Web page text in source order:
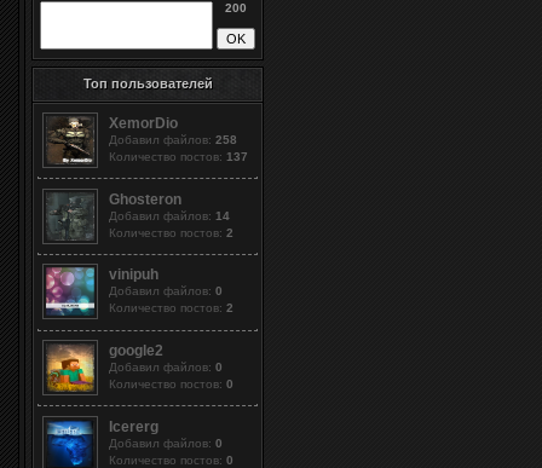
200
Топ пользователей
XemorDio
Добавил файлов: 258
Количество постов: 137
Ghosteron
Добавил файлов: 14
Количество постов: 2
vinipuh
Добавил файлов: 0
Количество постов: 2
google2
Добавил файлов: 0
Количество постов: 0
Icererg
Добавил файлов: 0
Количество постов: 0